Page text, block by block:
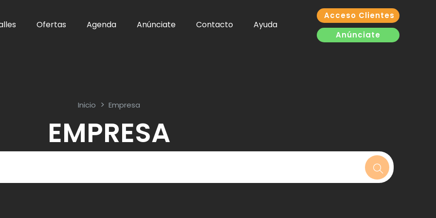
Ofertas Agenda Anúnciate Contacto Ayuda
Acceso Clientes
Anúnciate
Inicio Empresa
EMPRESA